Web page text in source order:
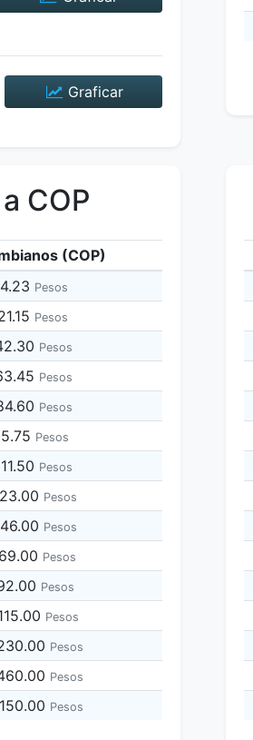
Graficar
COP
(COP)
Pesos
Pesos
Pesos
Pesos
Pesos
Pesos
Pesos
Pesos
Pesos
Pesos
Pesos
Pesos
Pesos
Pesos
Pesos